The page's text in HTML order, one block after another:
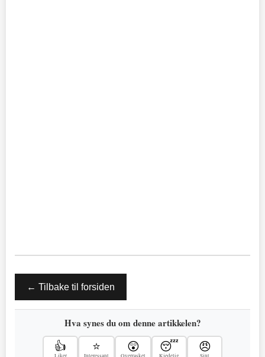
← Tilbake til forsiden
Hva synes du om denne artikkelen?
👍 ⭐ 😲 😴 😠